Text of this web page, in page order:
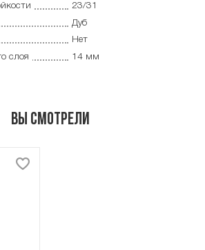
23/31
Дуб
Нет
слоя
14 мм
Вы смотрели